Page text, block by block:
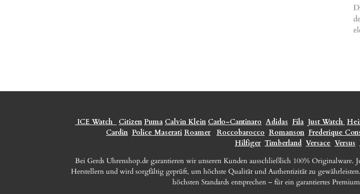
ICE Watch Citizen Puma Calvin Klein Carlo-Cantinaro Adidas Fila Just Watch
Cardin Police Maserati Roamer Roccobarocco Romanson Frederique
Hilfiger Timberland Versace Versus
Bei Gerds Uhrenshop.de garantieren wir unseren Kunden ausschließlich 100%
Herstellern und wird sorgfältig geprüft, um höchste Qualität und Authentizität zu
höchsten Standards entsprechen – für ein garantiertes